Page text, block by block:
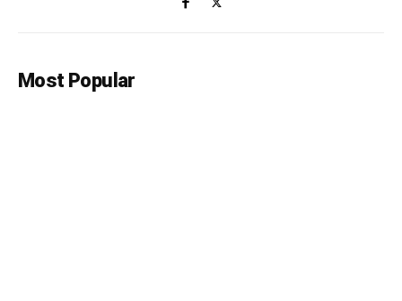
Most Popular